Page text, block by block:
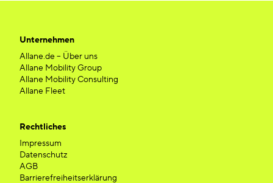
Unternehmen
Allane.de – Über uns
Allane Mobility Group
Allane Mobility Consulting
Allane Fleet
Rechtliches
Impressum
Datenschutz
AGB
Barrierefreiheitserklärung